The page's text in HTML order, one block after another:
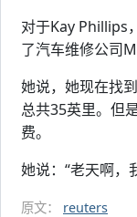
对于Kay Phillips
了汽车维修公司
她说，她现在找
总共35英里。但
费。
她说：“老天啊，
原文： reuters